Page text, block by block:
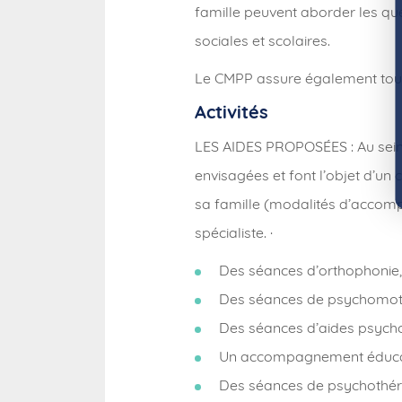
famille peuvent aborder les
sociales et scolaires.
Le CMPP assure également
Activités
LES AIDES PROPOSÉES : Au
envisagées et font l’objet d’un
sa famille (modalités
spécialiste. ·
Des séances d’orthophonie,
Des séances de
Des séances d’aides
Un accompagnement
Des séances de